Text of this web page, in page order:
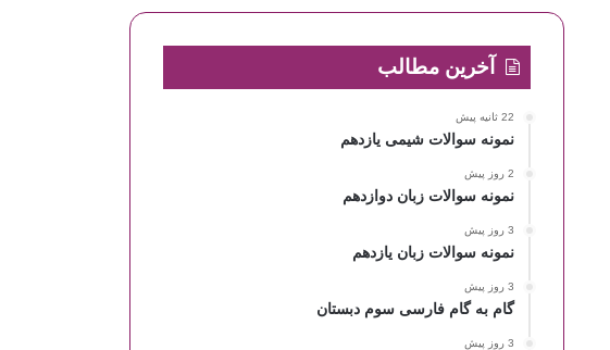
آخرین مطالب
22 ثانیه پیش
نمونه سوالات شیمی یازدهم
2 روز پیش
نمونه سوالات زبان دوازدهم
3 روز پیش
نمونه سوالات زبان یازدهم
3 روز پیش
گام به گام فارسی سوم دبستان
3 روز پیش